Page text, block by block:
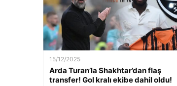
15/12/2025
Arda Turan’la Shakhtar’dan flaş
transfer! Gol kralı ekibe dahil oldu!